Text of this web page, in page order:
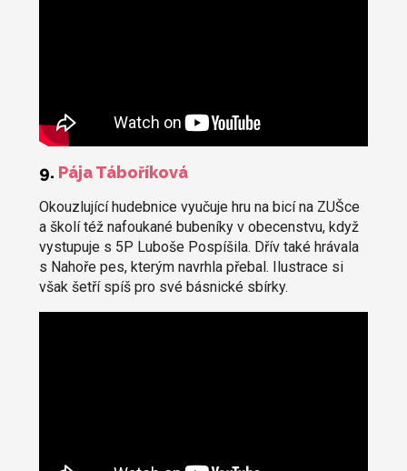
9. Pája Táboříková
Okouzlující hudebnice vyučuje hru na bicí na ZUŠce
a školí též nafoukané bubeníky v obecenstvu, když
vystupuje s 5P Luboše Pospíšila. Dřív také hrávala
s Nahoře pes, kterým navrhla přebal. Ilustrace si
však šetří spíš pro své básnické sbírky.